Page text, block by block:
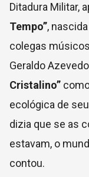
Ditadura Militar,
Tempo”,
colegas
Geraldo
Cristalino”
ecológica de
dizia que se as
estavam, o
contou.